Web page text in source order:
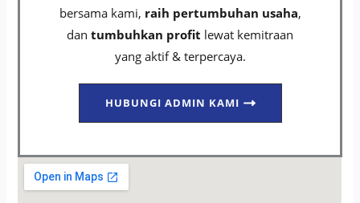
bersama kami, raih pertumbuhan usaha,
dan tumbuhkan profit lewat kemitraan
yang aktif & terpercaya.
HUBUNGI ADMIN KAMI